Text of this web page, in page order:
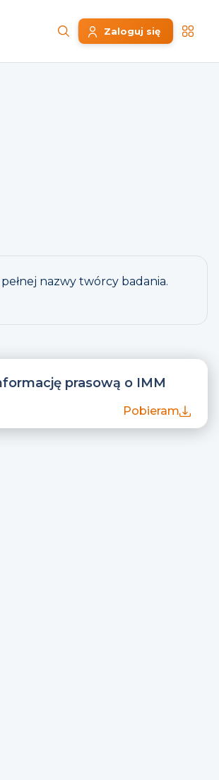
Zaloguj się
nazwy twórcy badania.
prasową o IMM
Pobieram